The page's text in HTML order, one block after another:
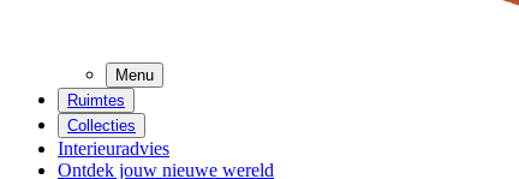
Menu
Ruimtes
Collecties
Interieuradvies
Ontdek jouw nieuwe wereld